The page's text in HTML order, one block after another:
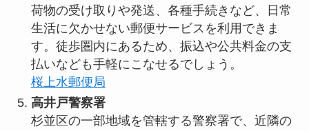
荷物の受け取りや発送、各種手続きなど、日常
生活に欠かせない郵便サービスを利用できま
す。徒歩圏内にあるため、振込や公共料金の支
払いなども手軽にこなせるでしょう。
桜上水郵便局
高井戸警察署
杉並区の一部地域を管轄する警察署で、近隣の